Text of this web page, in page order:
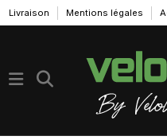
Livraison Mentions légales